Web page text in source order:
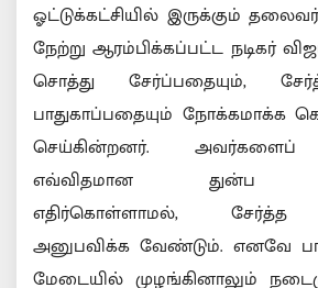
ஓட்டுக்கட்சியில் இருக்கும்
நேற்று ஆரம்பிக்கப்பட்ட நடிகர்
சொத்து சேர்ப்பதையும்,
பாதுகாப்பதையும் நோக்கமாக்க
செய்கின்றனர். அவர்களைப்
எவ்விதமான துன்ப
எதிர்கொள்ளாமல், சேர்த்த
அனுபவிக்க வேண்டும். எனவே
மேடையில் முழங்கினாலும்